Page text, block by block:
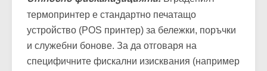
термопринтер е стандартно печатащо
устройство (POS принтер) за бележки, поръчки
и служебни бонове. За да отговаря на
специфичните фискални изисквания (например